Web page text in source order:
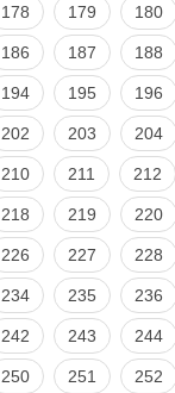
178 179 180
186 187 188
194 195 196
202 203 204
210 211 212
218 219 220
226 227 228
234 235 236
242 243 244
250 251 252